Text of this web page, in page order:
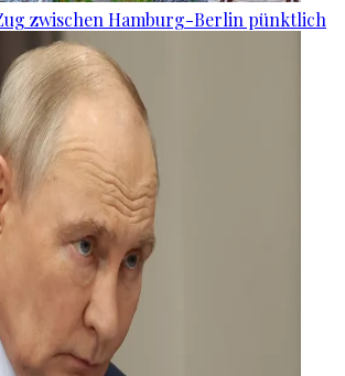
zwischen Hamburg-Berlin pünktlich